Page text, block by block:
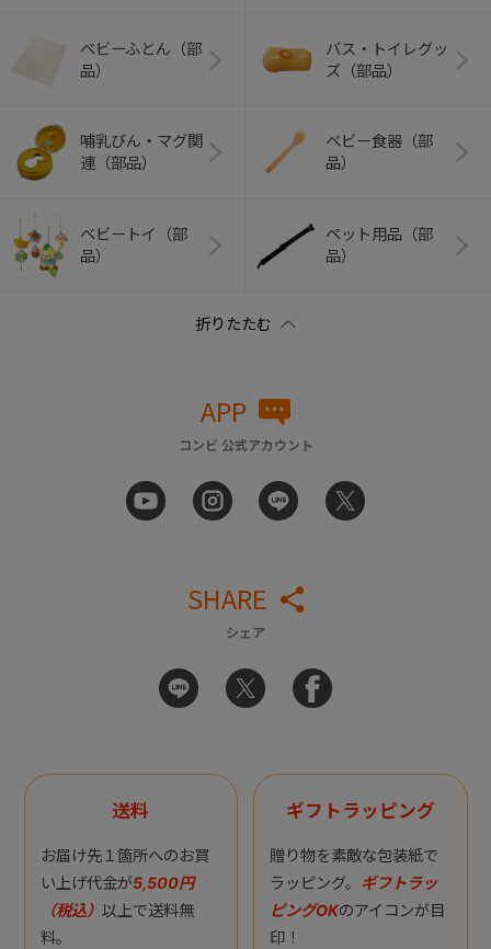
ベビーふとん（部
品）
バス・トイレグッ
ズ（部品）
哺乳びん・マグ関
連（部品）
ベビー食器（部
品）
ベビートイ（部
品）
ペット用品（部
品）
APP
コンビ 公式アカウント
SHARE
シェア
送料
お届け先１箇所へのお買
い上げ代金が5,500円
（税込） 以上で送料無
料。
ギフトラッピング
贈り物を素敵な包装紙で
ラッピング。 ギフトラッ
ピングOKのアイコンが目
印！